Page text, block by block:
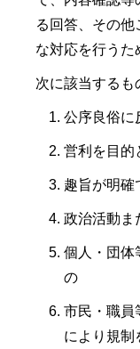
る回答、その
な対応を行うた
次に該当するも
公序良俗に
営利を目的
趣旨が明確
政治活動ま
個人・団体
の
市民・職員
により規制